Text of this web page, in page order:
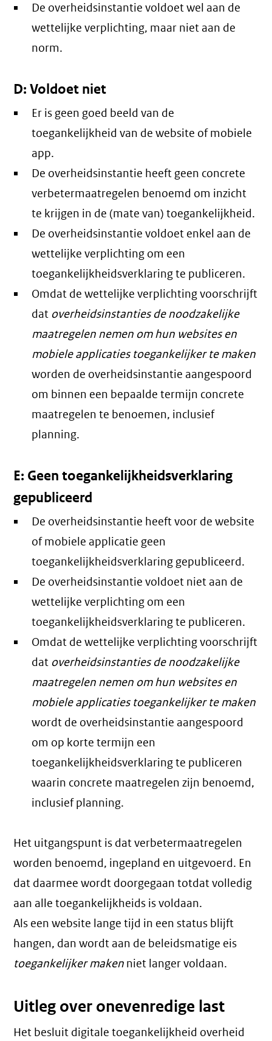
De overheidsinstantie voldoet wel aan de
wettelijke verplichting, maar niet aan de
norm.
D: Voldoet niet
Er is geen goed beeld van de
toegankelijkheid van de website of mobiele
app.
De overheidsinstantie heeft geen concrete
verbetermaatregelen benoemd om inzicht
te krijgen in de (mate van) toegankelijkheid.
De overheidsinstantie voldoet enkel aan de
wettelijke verplichting om een
toegankelijkheidsverklaring te publiceren.
Omdat de wettelijke verplichting voorschrijft
dat overheidsinstanties de noodzakelijke
maatregelen nemen om hun websites en
mobiele applicaties toegankelijker te maken
worden de overheidsinstantie aangespoord
om binnen een bepaalde termijn concrete
maatregelen te benoemen, inclusief
planning.
E: Geen toegankelijkheidsverklaring
gepubliceerd
De overheidsinstantie heeft voor de website
of mobiele applicatie geen
toegankelijkheidsverklaring gepubliceerd.
De overheidsinstantie voldoet niet aan de
wettelijke verplichting om een
toegankelijkheidsverklaring te publiceren.
Omdat de wettelijke verplichting voorschrijft
dat overheidsinstanties de noodzakelijke
maatregelen nemen om hun websites en
mobiele applicaties toegankelijker te maken
wordt de overheidsinstantie aangespoord
om op korte termijn een
toegankelijkheidsverklaring te publiceren
waarin concrete maatregelen zijn benoemd,
inclusief planning.
Het uitgangspunt is dat verbetermaatregelen
worden benoemd, ingepland en uitgevoerd. En
dat daarmee wordt doorgegaan totdat volledig
aan alle toegankelijkheids is voldaan.
Als een website lange tijd in een status blijft
hangen, dan wordt aan de beleidsmatige eis
toegankelijker maken niet langer voldaan.
Uitleg over onevenredige last
Het besluit digitale toegankelijkheid overheid